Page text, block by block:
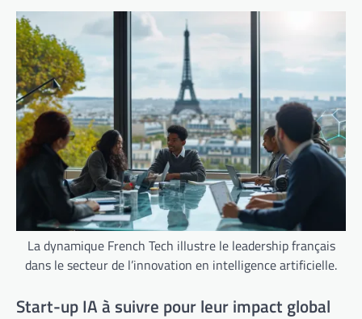
La dynamique French Tech illustre le leadership français
dans le secteur de l’innovation en intelligence artificielle.
Start-up IA à suivre pour leur impact global